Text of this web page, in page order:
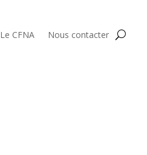
Le CFNA Nous contacter